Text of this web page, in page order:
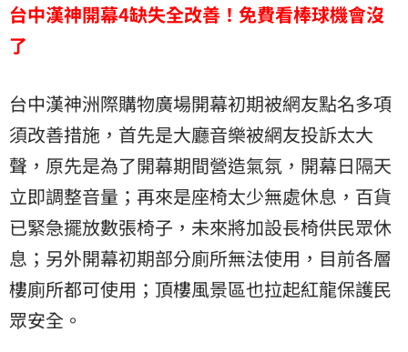
台中漢神開幕4缺失全改善！免費看棒球機會沒
了
台中漢神洲際購物廣場開幕初期被網友點名多項
須改善措施，首先是大廳音樂被網友投訴太大
聲，原先是為了開幕期間營造氣氛，開幕日隔天
立即調整音量；再來是座椅太少無處休息，百貨
已緊急擺放數張椅子，未來將加設長椅供民眾休
息；另外開幕初期部分廁所無法使用，目前各層
樓廁所都可使用；頂樓風景區也拉起紅龍保護民
眾安全。